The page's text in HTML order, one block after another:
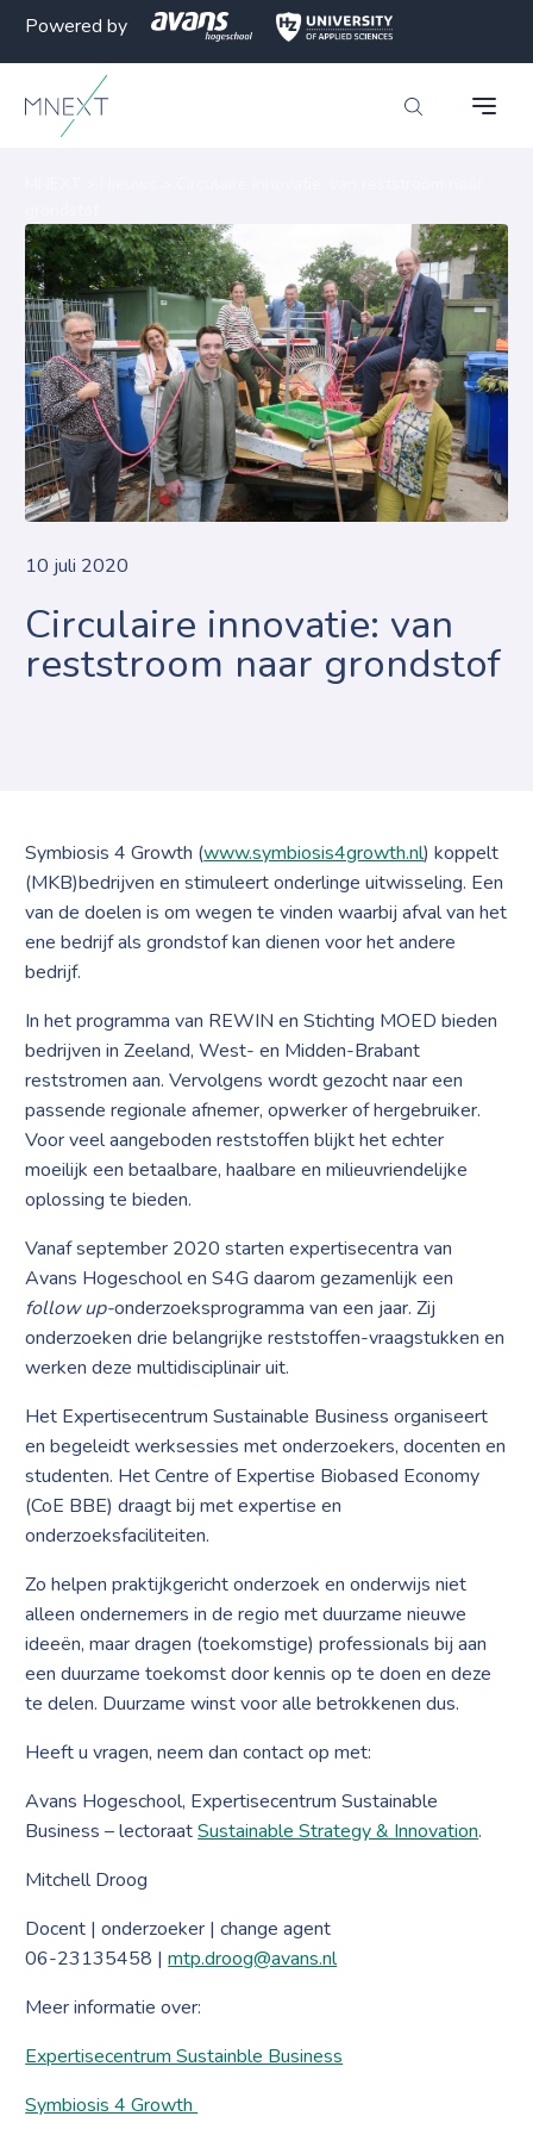
Powered by
10 juli 2020
Circulaire innovatie: van
reststroom naar grondstof
Symbiosis 4 Growth (www.symbiosis4growth.nl) koppelt
(MKB)bedrijven en stimuleert onderlinge uitwisseling. Een
van de doelen is om wegen te vinden waarbij afval van het
ene bedrijf als grondstof kan dienen voor het andere
bedrijf.
In het programma van REWIN en Stichting MOED bieden
bedrijven in Zeeland, West- en Midden-Brabant
reststromen aan. Vervolgens wordt gezocht naar een
passende regionale afnemer, opwerker of hergebruiker.
Voor veel aangeboden reststoffen blijkt het echter
moeilijk een betaalbare, haalbare en milieuvriendelijke
oplossing te bieden.
Vanaf september 2020 starten expertisecentra van
Avans Hogeschool en S4G daarom gezamenlijk een
follow up-onderzoeksprogramma van een jaar. Zij
onderzoeken drie belangrijke reststoffen-vraagstukken en
werken deze multidisciplinair uit.
Het Expertisecentrum Sustainable Business organiseert
en begeleidt werksessies met onderzoekers, docenten en
studenten. Het Centre of Expertise Biobased Economy
(CoE BBE) draagt bij met expertise en
onderzoeksfaciliteiten.
Zo helpen praktijkgericht onderzoek en onderwijs niet
alleen ondernemers in de regio met duurzame nieuwe
ideeën, maar dragen (toekomstige) professionals bij aan
een duurzame toekomst door kennis op te doen en deze
te delen. Duurzame winst voor alle betrokkenen dus.
Heeft u vragen, neem dan contact op met:
Avans Hogeschool, Expertisecentrum Sustainable
Business – lectoraatSustainable Strategy & Innovation.
Mitchell Droog
Docent | onderzoeker | change agent
06-23135458 |mtp.droog@avans.nl
Meer informatie over:
Expertisecentrum Sustainble Business
Symbiosis 4 Growth